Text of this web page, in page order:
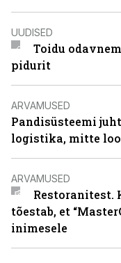
UUDISED
Toidu
pidurit
ARVAMUSED
Pandisüsteemi
logistika, mitte
ARVAMUSED
Restoranitest.
tõestab, et
inimesele